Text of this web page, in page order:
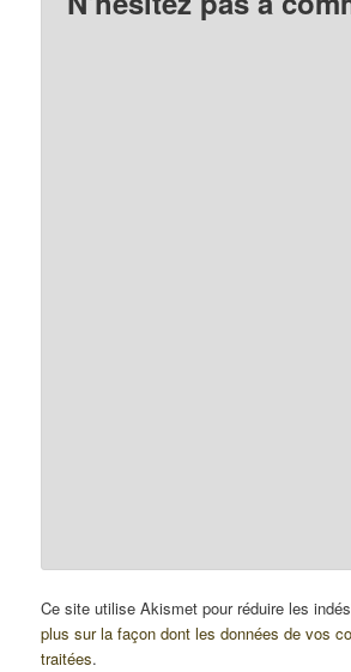
Ce site utilise Akismet pour réduire les
plus sur la façon dont les données de vos
traitées.